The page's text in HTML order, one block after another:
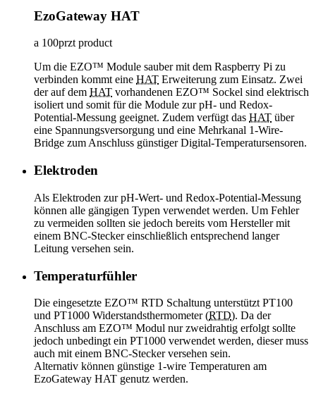
EzoGateway HAT
a 100przt product
Um die EZO™ Module sauber mit dem Raspberry Pi zu
verbinden kommt eine HAT Erweiterung zum Einsatz. Zwei
der auf dem HAT vorhandenen EZO™ Sockel sind elektrisch
isoliert und somit für die Module zur pH- und Redox-
Potential-Messung geeignet. Zudem verfügt das HAT über
eine Spannungsversorgung und eine Mehrkanal 1-Wire-
Bridge zum Anschluss günstiger Digital-Temperatursensoren.
Elektroden
Als Elektroden zur pH-Wert- und Redox-Potential-Messung
können alle gängigen Typen verwendet werden. Um Fehler
zu vermeiden sollten sie jedoch bereits vom Hersteller mit
einem BNC-Stecker einschließlich entsprechend langer
Leitung versehen sein.
Temperaturfühler
Die eingesetzte EZO™ RTD Schaltung unterstützt PT100
und PT1000 Widerstandsthermometer (RTD). Da der
Anschluss am EZO™ Modul nur zweidrahtig erfolgt sollte
jedoch unbedingt ein PT1000 verwendet werden, dieser muss
auch mit einem BNC-Stecker versehen sein.
Alternativ können günstige 1-wire Temperaturen am
EzoGateway HAT genutz werden.